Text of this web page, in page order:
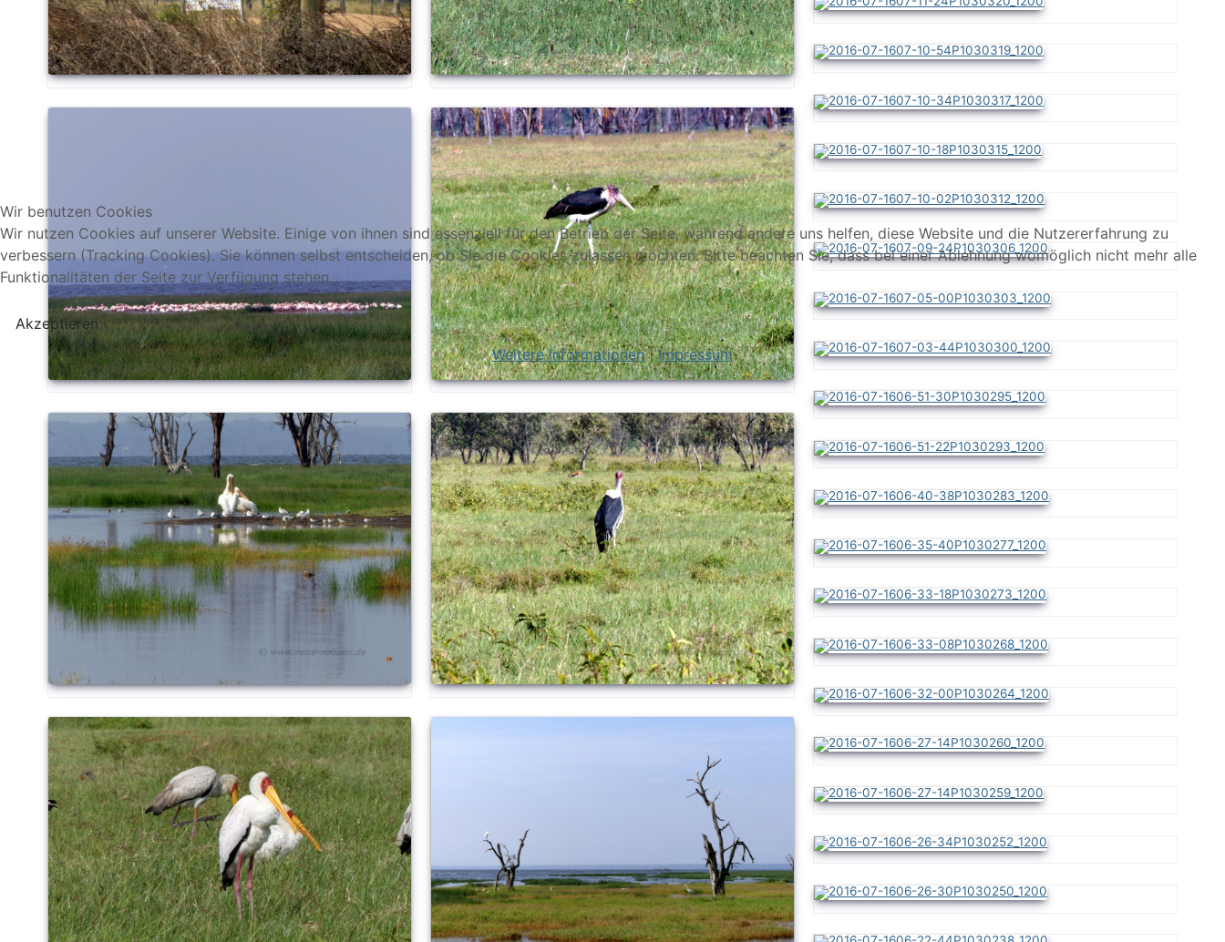
Wir benutzen Cookies
Wir nutzen Cookies auf unserer Website. Einige von ihnen sind essenziell für den Betrieb der Seite, während andere uns helfen, diese Website und die Nutzererfahrung zu
verbessern (Tracking Cookies). Sie können selbst entscheiden, ob Sie die Cookies zulassen möchten. Bitte beachten Sie, dass bei einer Ablehnung womöglich nicht mehr alle
Funktionalitäten der Seite zur Verfügung stehen.
Akzeptieren
Weitere Informationen|Impressum